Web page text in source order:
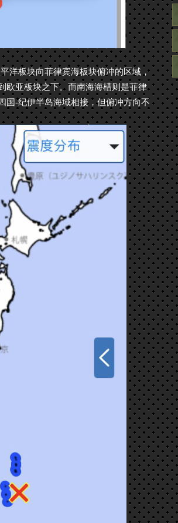
洋板块向菲律宾海板块俯冲的区域，
亚板块之下。而南海海槽则是菲律
国-纪伊半岛海域相接，但俯冲方向不